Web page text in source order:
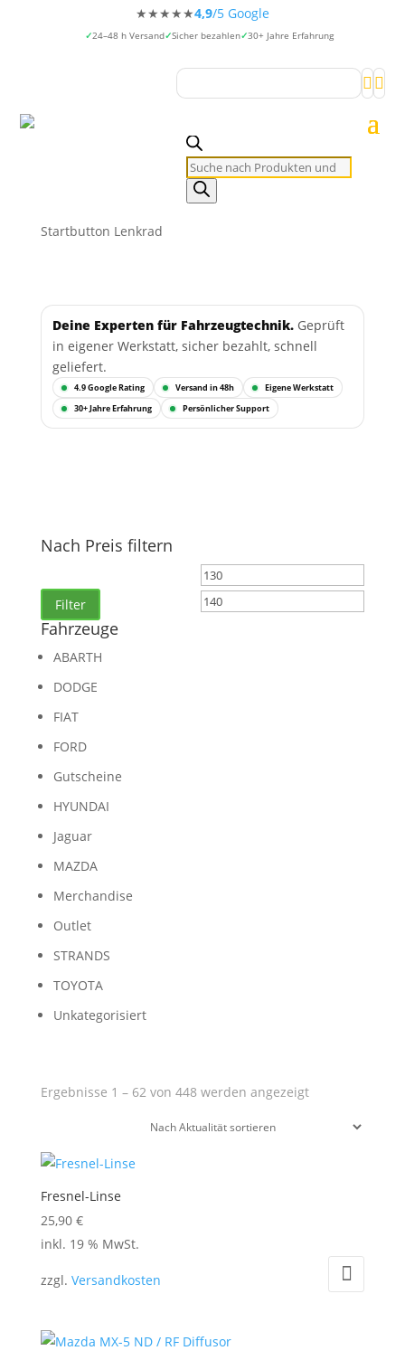
★★★★★4,9/5 Google
24–48 h Versand Sicher bezahlen 30+ Jahre Erfahrung


Products
search
Startbutton Lenkrad
Deine Experten für Fahrzeugtechnik.Geprüft
in eigener Werkstatt, sicher bezahlt, schnell
geliefert.
4.9 Google Rating Versand in 48h
Eigene Werkstatt
30+ Jahre Erfahrung
Persönlicher Support
Nach Preis filtern
Min.
Preis
Filter
Fahrzeuge
ABARTH
DODGE
FIAT
FORD
Gutscheine
HYUNDAI
Jaguar
MAZDA
Merchandise
Outlet
STRANDS
TOYOTA
Unkategorisiert
Ergebnisse 1 – 62 von 448 werden angezeigtNach
Fresnel-Linse
25,90 €
inkl. 19 % MwSt.
zzgl. Versandkosten